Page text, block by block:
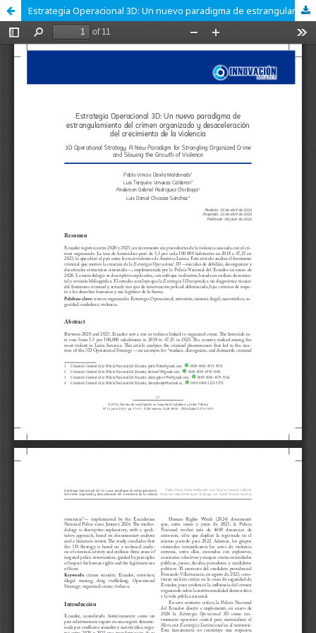
Estrategia Operacional 3D: Un nuevo paradigma de estrangulamiento del crimen organizado y desaceleración del crecimiento de la violencia